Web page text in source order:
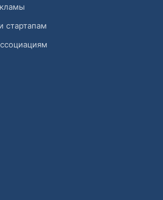
стартапам